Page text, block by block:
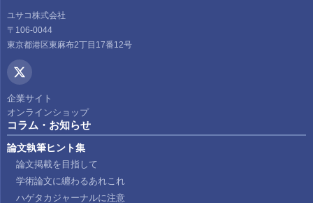
ユサコ株式会社
〒106-0044
東京都港区東麻布2丁目17番12号
企業サイト
オンラインショップ
コラム・お知らせ
論文執筆ヒント集
論文掲載を目指して
学術論文に纏わるあれこれ
ハゲタカジャーナルに注意